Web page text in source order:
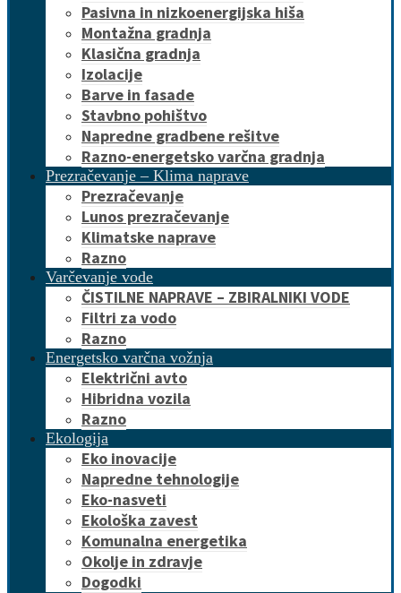
Pasivna in nizkoenergijska hiša
Montažna gradnja
Klasična gradnja
Izolacije
Barve in fasade
Stavbno pohištvo
Napredne gradbene rešitve
Razno-energetsko varčna gradnja
Prezračevanje – Klima naprave
Prezračevanje
Lunos prezračevanje
Klimatske naprave
Razno
Varčevanje vode
ČISTILNE NAPRAVE – ZBIRALNIKI VODE
Filtri za vodo
Razno
Energetsko varčna vožnja
Električni avto
Hibridna vozila
Razno
Ekologija
Eko inovacije
Napredne tehnologije
Eko-nasveti
Ekološka zavest
Komunalna energetika
Okolje in zdravje
Dogodki